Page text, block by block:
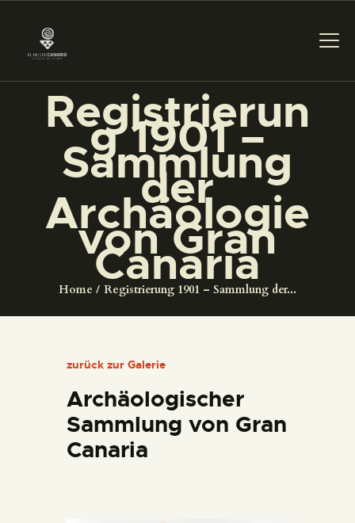
Registrierun
g 1901 –
Sammlung
der
Archäologie
von Gran
Canaria
Home Registrierung 1901 – Sammlung der...
DAS MUSEUM
DIENSTLEISTUNGEN
DIGITALE RESSOURCEN
DEUTSCH
DAS MUSEUM
DIENSTLEISTUNGEN
DIGITALE RESSOURCEN
zurück zur Galerie
Archäologischer
Sammlung von Gran
Canaria